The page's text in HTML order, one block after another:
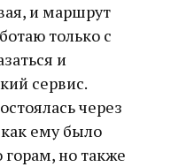
и маршрут
только с
и
сервис.
через
ему было
горам, но также